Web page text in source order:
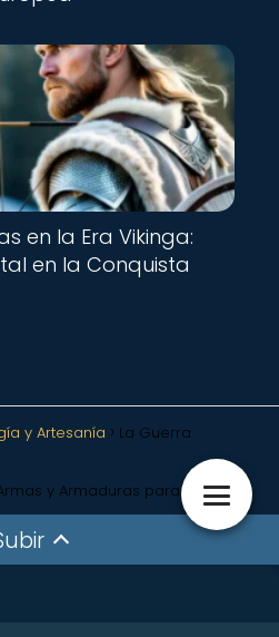
en la Era Vikinga:
en la Conquista
y Artesanía La Guerra
y Armaduras para Intimidar